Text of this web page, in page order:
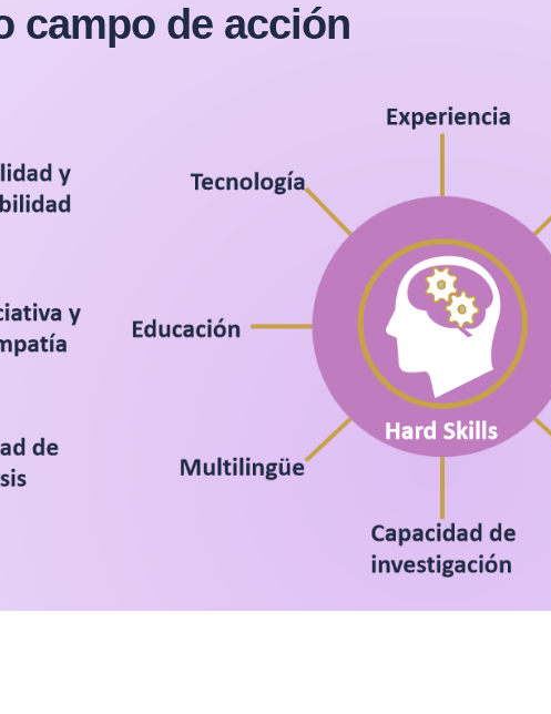
campo de acción